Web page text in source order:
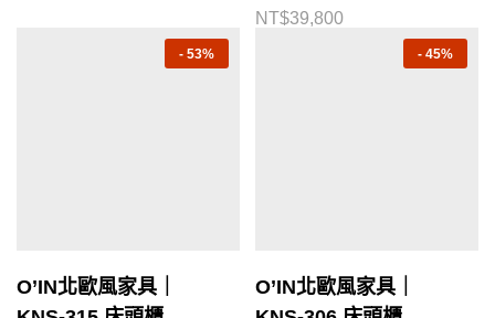
NT$39,800
- 53%
O’IN北歐風家具｜
- 45%
O’IN北歐風家具｜